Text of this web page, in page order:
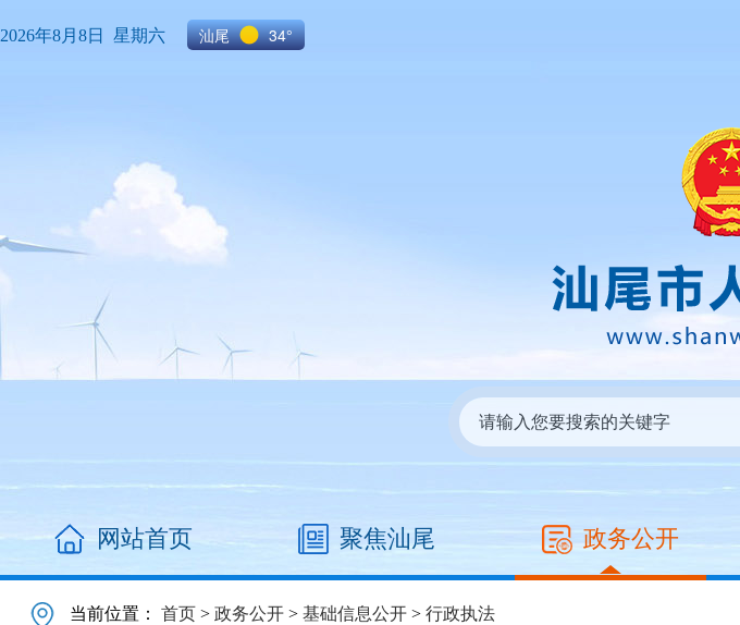
2026年8月8日 星期六 汕尾 34°
网站首页 聚焦汕尾 政务公开
当前位置：首页 >政务公开 >基础信息公开 >行政执法